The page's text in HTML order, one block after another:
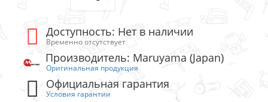
Доступность: Нет в наличии
Временно отсутствует
Производитель: Maruyama (Japan)
Оригинальная продукция
Официальная гарантия
Условия гарантии